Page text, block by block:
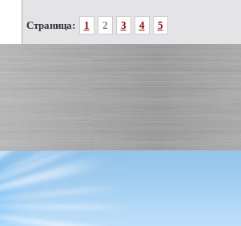
Страница: 1 2 3 4 5